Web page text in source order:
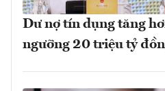
Dư nợ tín dụng tăng
ngưỡng 20 triệu tỷ